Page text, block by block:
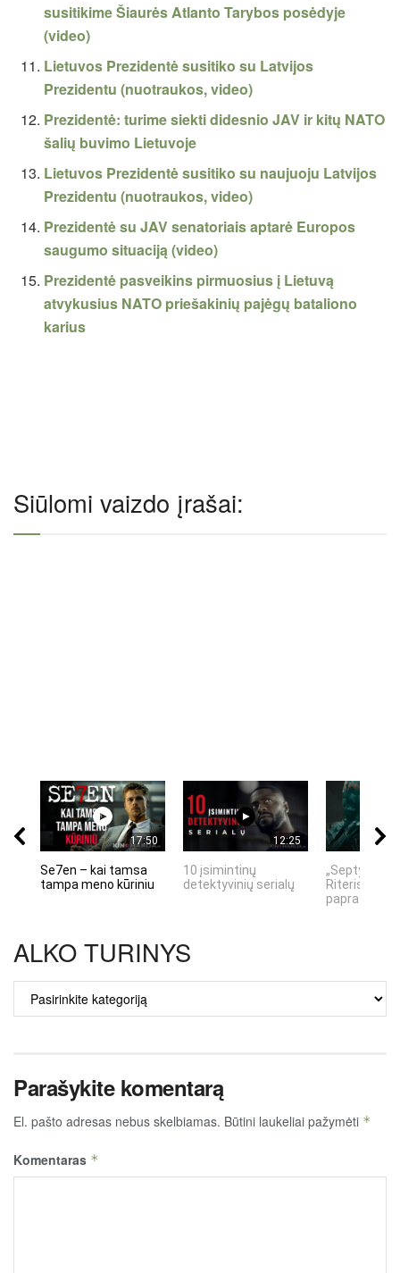
susitikime Šiaurės Atlanto Tarybos posėdyje
(video)
Lietuvos Prezidentė susitiko su Latvijos
Prezidentu (nuotraukos, video)
Prezidentė: turime siekti didesnio JAV ir kitų NATO
šalių buvimo Lietuvoje
Lietuvos Prezidentė susitiko su naujuoju Latvijos
Prezidentu (nuotraukos, video)
Prezidentė su JAV senatoriais aptarė Europos
saugumo situaciją (video)
Prezidentė pasveikins pirmuosius į Lietuvą
atvykusius NATO priešakinių pajėgų bataliono
karius
Siūlomi vaizdo įrašai:
17:50
Se7en – kai tamsa
tampa meno kūriniu
12:25
10 įsimintinų
detektyvinių serialų
„Septynių
Riteris" – kai
ALKO TURINYS
TURINYS
Parašykite komentarą
El. pašto adresas nebus skelbiamas. Būtini laukeliai pažymėti *
Komentaras *